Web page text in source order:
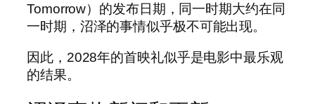
Tomorrow）的发布日期，同一时期大约在同
一时期，沼泽的事情似乎极不可能出现。
因此，2028年的首映礼似乎是电影中最乐观
的结果。